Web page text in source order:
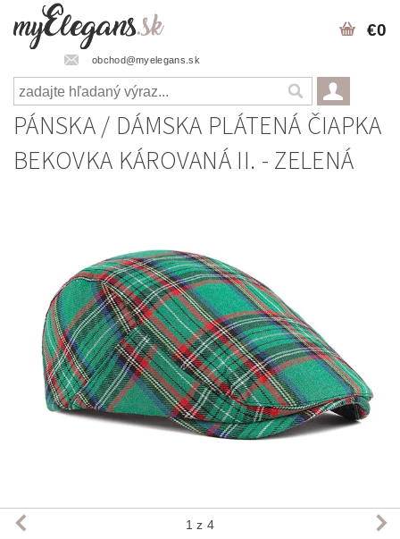
obchod@myelegans.sk
€0
PÁNSKA / DÁMSKA PLÁTENÁ ČIAPKA
BEKOVKA KÁROVANÁ II. - ZELENÁ
1 z 4